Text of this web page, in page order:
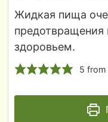
Жидкая пища
здоровьем.
5 from